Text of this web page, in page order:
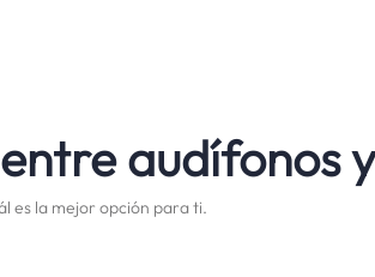
audífonos
es la mejor opción para ti.